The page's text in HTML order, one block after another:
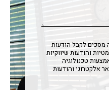
מסכים לקבל הודעות
והודעות שיווקיות
טכנולוגיה
אלקטרוני והודעות